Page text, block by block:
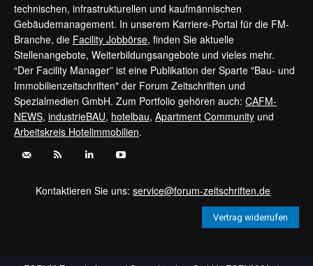
technischen, infrastrukturellen und kaufmännischen
Gebäudemanagement. In unserem Karriere-Portal für die FM-
Branche, die Facility Jobbörse, finden Sie aktuelle
Stellenangebote, Weiterbildungsangebote und vieles mehr.
“Der Facility Manager” ist eine Publikation der Sparte "Bau- und
Immobilienzeitschriften" der Forum Zeitschriften und
Spezialmedien GmbH. Zum Portfolio gehören auch: CAFM-
NEWS, industrieBAU, hotelbau, Apartment Community und
Arbeitskreis Hotelimmobilien.
Kontaktieren Sie uns:service@forum-zeitschriften.de
Vertrag widerrufen